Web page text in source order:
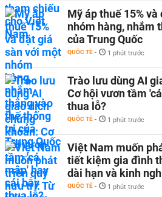
Mỹ áp thuế 15%
nhóm hàng, nhắm
của Trung Quốc
QUỐC TẾ - 1 phút trước
Trào lưu dùng AI
Cơ hội vươn tầm
thua lỗ?
QUỐC TẾ - 1 phút trước
Việt Nam muốn
tiết kiệm gia đình
dài hạn và kinh
QUỐC TẾ - 1 phút trước